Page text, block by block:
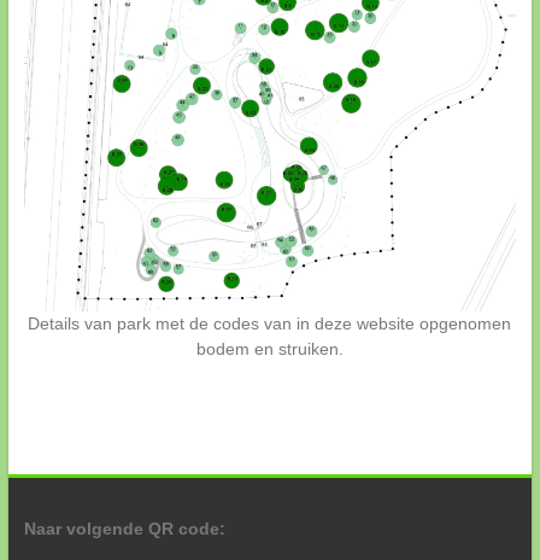
Details van park met de codes van in deze website opgenomen
bodem en struiken.
Naar volgende QR code: